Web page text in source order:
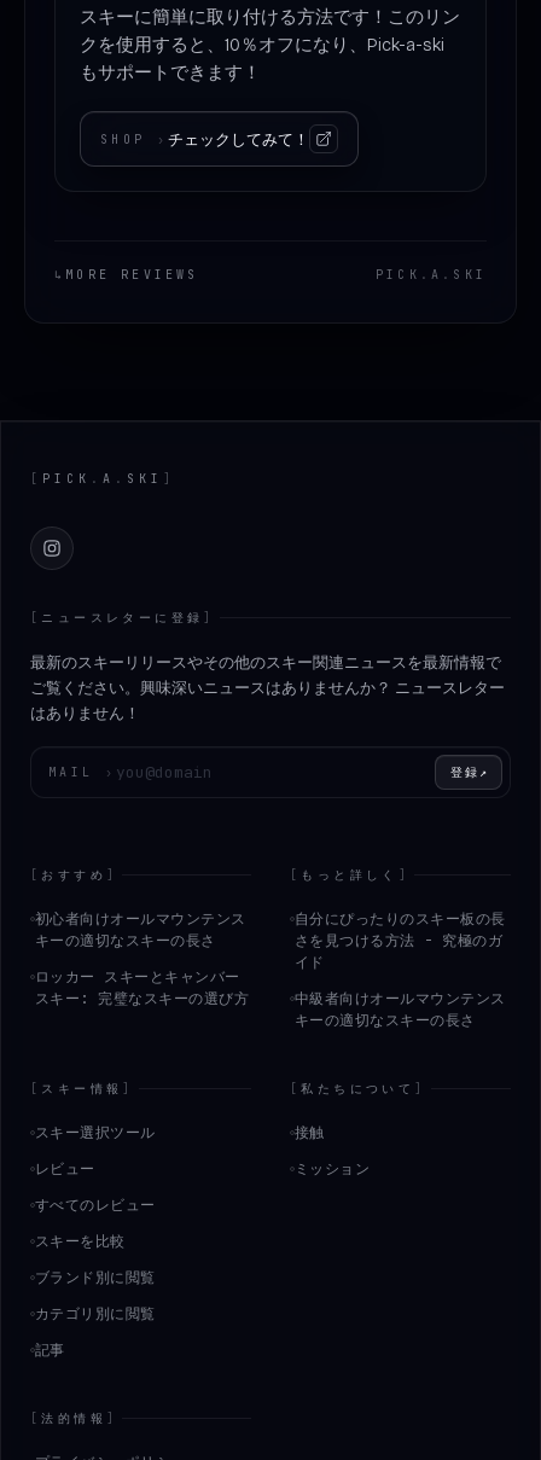
スキーに簡単に取り付ける方法です！このリン
クを使用すると、10％オフになり、Pick-a-ski
もサポートできます！
SHOP ›チェックしてみて！
↳ MORE REVIEWS PICK . A . SKI
PICK . A . SKI
Instagram
ニュースレターに登録
最新のスキーリリースやその他のスキー関連ニュースを最新情報で
ご覧ください。興味深いニュースはありませんか？ ニュースレター
はありません！
MAIL › 登録 ↗
おすすめ
初心者向けオールマウンテンス
キーの適切なスキーの長さ
ロッカー スキーとキャンバー
スキー: 完璧なスキーの選び方
もっと詳しく
自分にぴったりのスキー板の長
さを見つける方法 - 究極のガ
イド
中級者向けオールマウンテンス
キーの適切なスキーの長さ
スキー情報
スキー選択ツール
レビュー
すべてのレビュー
スキーを比較
ブランド別に閲覧
カテゴリ別に閲覧
記事
[私たちについて
接触
ミッション
[法的情報